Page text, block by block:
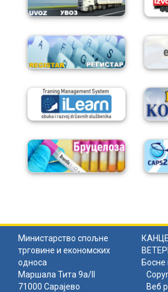
Министарство спољне
трговине и економских
односа
Босне
Маршала Тита 9а/II
71000 Сарајево
Веб